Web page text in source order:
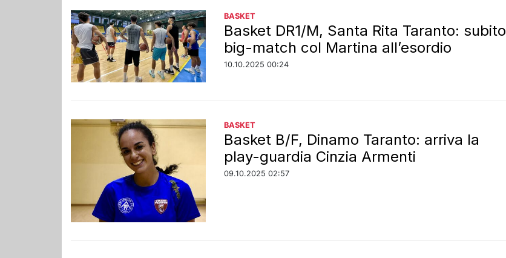
BASKET
Basket DR1/M, Santa Rita Taranto: subito
big-match col Martina all’esordio
10.10.2025 00:24
BASKET
Basket B/F, Dinamo Taranto: arriva la
play-guardia Cinzia Armenti
09.10.2025 02:57